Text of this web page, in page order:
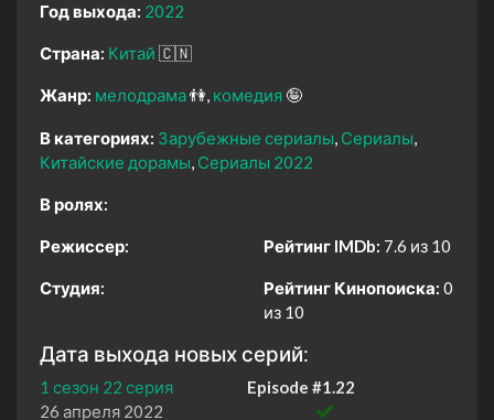
Год выхода: 2022
Страна: Китай 🇨🇳
Жанр: мелодрама👫 комедия 🤪
В категориях: Зарубежные сериалы Сериалы
Китайские дорамы Сериалы 2022
В ролях:
Режиссер:
Студия:
Рейтинг IMDb: 7.6 из 10
Рейтинг Кинопоиска: 0
из 10
Дата выхода новых серий:
1 сезон 22 серия
Episode #1.22
26 апреля 2022